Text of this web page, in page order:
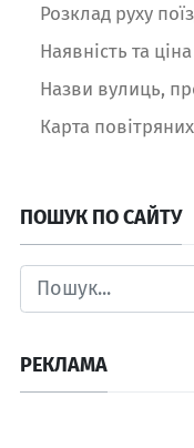
Розклад руху
Наявність та
Назви вулиць,
Карта
ПОШУК ПО САЙТУ
РЕКЛАМА